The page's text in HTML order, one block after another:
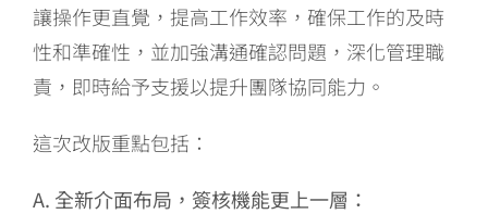
讓操作更直覺，提高工作效率，確保工作的及時
性和準確性，並加強溝通確認問題，深化管理職
責，即時給予支援以提升團隊協同能力。
這次改版重點包括：
A. 全新介面布局，簽核機能更上一層：